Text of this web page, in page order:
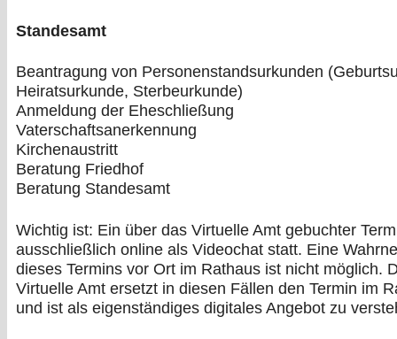
Standesamt
Beantragung von Personenstandsurkunden
Heiratsurkunde, Sterbeurkunde)
Anmeldung der Eheschließung
Vaterschaftsanerkennung
Kirchenaustritt
Beratung Friedhof
Beratung Standesamt
Wichtig ist: Ein über das Virtuelle Amt gebuchter
ausschließlich online als Videochat statt. Eine
dieses Termins vor Ort im Rathaus ist nicht möglich.
Virtuelle Amt ersetzt in diesen Fällen den Termin im
und ist als eigenständiges digitales Angebot zu